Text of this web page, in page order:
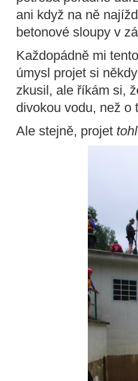
ani když na ně
betonové sloupy v
Každopádně mi
úmysl projet si
zkusil, ale říkám si,
divokou vodu, než o
Ale stejně, projet